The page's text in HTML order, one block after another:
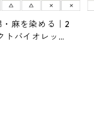
麻を染める｜2
バイオレット